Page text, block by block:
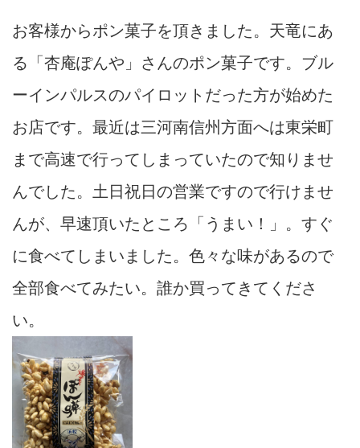
お客様からポン菓子を頂きました。天竜にあ
る「杏庵ぽんや」さんのポン菓子です。ブル
ーインパルスのパイロットだった方が始めた
お店です。最近は三河南信州方面へは東栄町
まで高速で行ってしまっていたので知りませ
んでした。土日祝日の営業ですので行けませ
んが、早速頂いたところ「うまい！」。すぐ
に食べてしまいました。色々な味があるので
全部食べてみたい。誰か買ってきてくださ
い。